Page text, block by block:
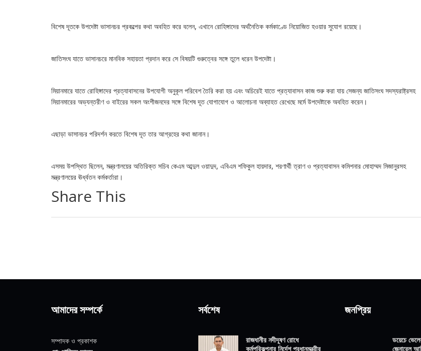
বিশেষ দূতকে উপদেষ্টা ভাসানচর প্রকল্পের কথা অবহিত করে বলেন, এখানে রোহিঙ্গাদের অর্থনৈতিক কর্মকাণ্ডে নিয়োজিত হওয়ার সুযোগ রয়েছে।
জাতিসংঘ যাতে ভাসানচরে মানবিক সহায়তা প্রদান করে সে বিষয়টি গুরুত্বের সঙ্গে তুলে ধরেন উপদেষ্টা।
মিয়ানমারে যাতে রোহিঙ্গাদের প্রত্যাবাসনের উপযোগী অনুকূল পরিবেশ তৈরি করা হয় এবং অচিরেই যাতে প্রত্যাবাসন কাজ শুরু করা যায় সেজন্য জাতিসংঘ সদস্যরাষ্ট্রসহ
মিয়ানমারের অভ্যন্তরীণ ও বাইরের সকল অংশীজনদের সঙ্গে বিশেষ দূত যোগাযোগ ও আলোচনা অব্যাহত রেখেছে মর্মে উপদেষ্টাকে অবহিত করেন।
এছাড়া ভাসানচর পরিদর্শন করতে বিশেষ দূত তার আগ্রহের কথা জানান।
এসময় উপস্থিত ছিলেন, মন্ত্রণালয়ের অতিরিক্ত সচিব কেএম আব্দুল ওয়াদুদ, এবিএম শফিকুল হায়দার, শরণার্থী ত্রাণ ও প্রত্যাবাসন কমিশনার মোহাম্মদ মিজানুরসহ
মন্ত্রণালয়ের ঊর্ধ্বতন কর্মকর্তারা।
Share This
আমাদের সম্পর্কে
সম্পাদক ও প্রকাশক
সর্বশেষ
রাজধানীর নদীদূষণ রোধে
কর্মপরিকল্পনার নির্দেশ প্রধানমন্ত্রীর
জনপ্রিয়
ডয়েচে
জেনারেল